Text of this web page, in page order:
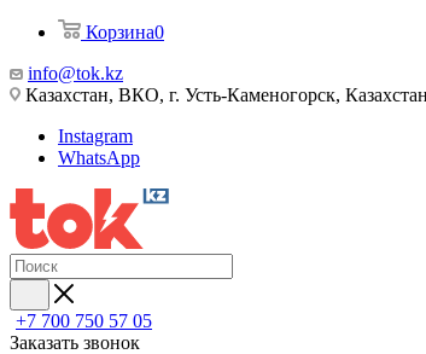
Корзина0
info@tok.kz
Казахстан, ВКО, г. Усть-Каменогорск,
Instagram
WhatsApp
+7 700 750 57 05
Заказать звонок